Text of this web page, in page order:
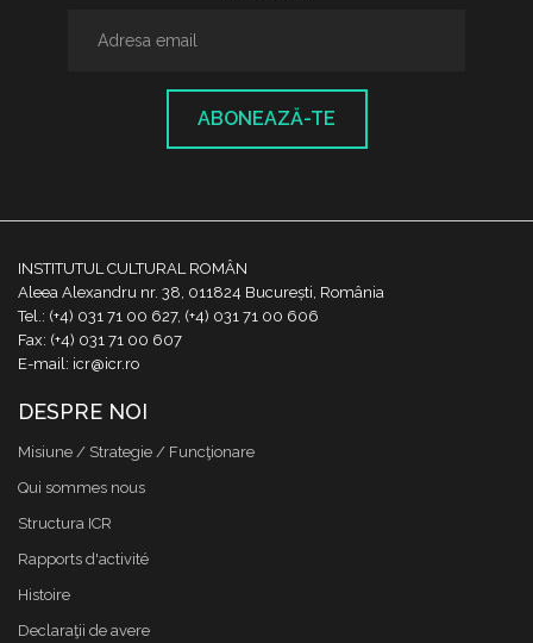
ABONEAZĂ-TE
INSTITUTUL CULTURAL ROMÂN
Aleea Alexandru nr. 38, 011824 București, România
Tel.: (+4) 031 71 00 627, (+4) 031 71 00 606
Fax: (+4) 031 71 00 607
E-mail: icr@icr.ro
DESPRE NOI
Misiune / Strategie / Funcţionare
Qui sommes nous
Structura ICR
Rapports d'activité
Histoire
Declaraţii de avere